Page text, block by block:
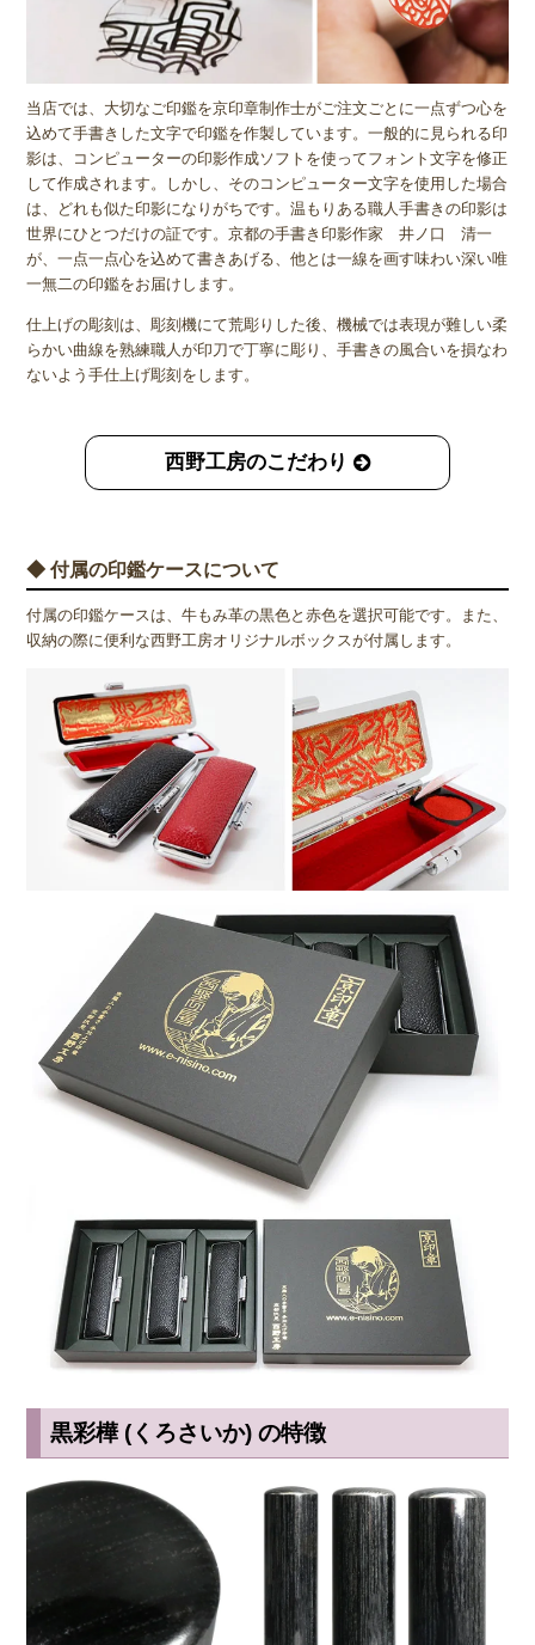
当店では、大切なご印鑑を京印章制作士がご注文ごとに一点ずつ心を
込めて手書きした文字で印鑑を作製しています。一般的に見られる印
影は、コンピューターの印影作成ソフトを使ってフォント文字を修正
して作成されます。しかし、そのコンピューター文字を使用した場合
は、どれも似た印影になりがちです。温もりある職人手書きの印影は
世界にひとつだけの証です。京都の手書き印影作家 井ノ口 清一
が、一点一点心を込めて書きあげる、他とは一線を画す味わい深い唯
一無二の印鑑をお届けします。
仕上げの彫刻は、彫刻機にて荒彫りした後、機械では表現が難しい柔
らかい曲線を熟練職人が印刀で丁寧に彫り、手書きの風合いを損なわ
ないよう手仕上げ彫刻をします。
西野工房のこだわり
◆ 付属の印鑑ケースについて
付属の印鑑ケースは、牛もみ革の黒色と赤色を選択可能です。また、
収納の際に便利な西野工房オリジナルボックスが付属します。
黒彩樺 (くろさいか) の特徴